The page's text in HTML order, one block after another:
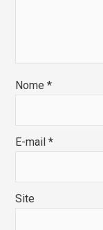
Nome*
E-mail*
Site